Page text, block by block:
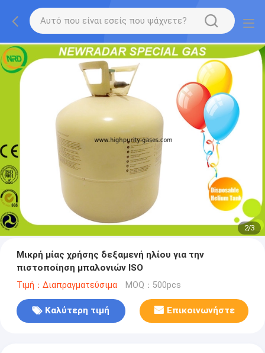
2/3
Μικρή μίας χρήσης δεξαμενή ηλίου για την
πιστοποίηση μπαλονιών ISO
Τιμή：Διαπραγματεύσιμα MOQ：500pcs
Καλύτερη τιμή Επικοινωνήστε